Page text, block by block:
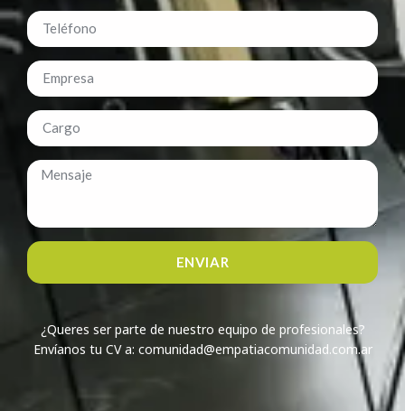
ENVIAR
¿Queres ser parte de nuestro equipo de profesionales?
Envíanos tu CV a: comunidad@empatiacomunidad.com.ar